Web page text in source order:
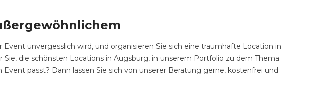
unvergesslich wird, und organisieren Sie sich eine traumhafte Location in
die schönsten Locations in Augsburg, in unserem Portfolio zu dem Thema
passt? Dann lassen Sie sich von unserer Beratung gerne, kostenfrei und